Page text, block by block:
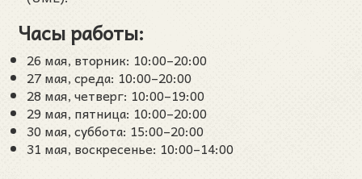
Часы работы:
26 мая, вторник: 10:00–20:00
27 мая, среда: 10:00–20:00
28 мая, четверг: 10:00–19:00
29 мая, пятница: 10:00–20:00
30 мая, суббота: 15:00–20:00
31 мая, воскресенье: 10:00–14:00